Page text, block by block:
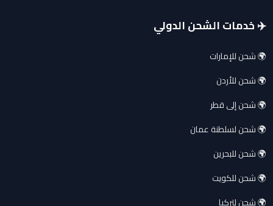
✈️ خدمات الشحن الدولي
🌍 شحن للإمارات
🌍 شحن للأردن
🌍 شحن إلى قطر
🌍 شحن لسلطنة عمان
🌍 شحن للبحرين
🌍 شحن للكويت
🌍 شحن لتركيا